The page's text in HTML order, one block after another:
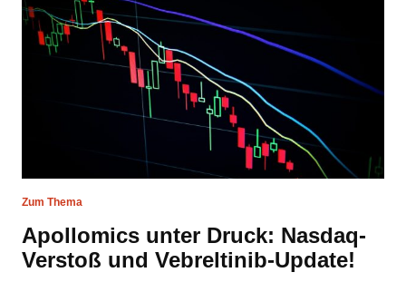
Zum Thema
Apollomics unter Druck: Nasdaq-
Verstoß und Vebreltinib-Update!